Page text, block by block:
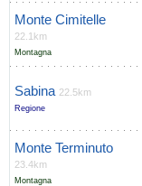
Monte Cimitelle
22.1km
Montagna
Sabina 22.5km
Regione
Monte Terminuto
23.4km
Montagna